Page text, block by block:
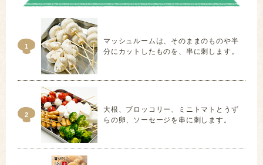
1
マッシュルームは、そのままのものや半
分にカットしたものを、串に刺します。
2
大根、ブロッコリー、ミニトマトとうず
らの卵、ソーセージを串に刺します。